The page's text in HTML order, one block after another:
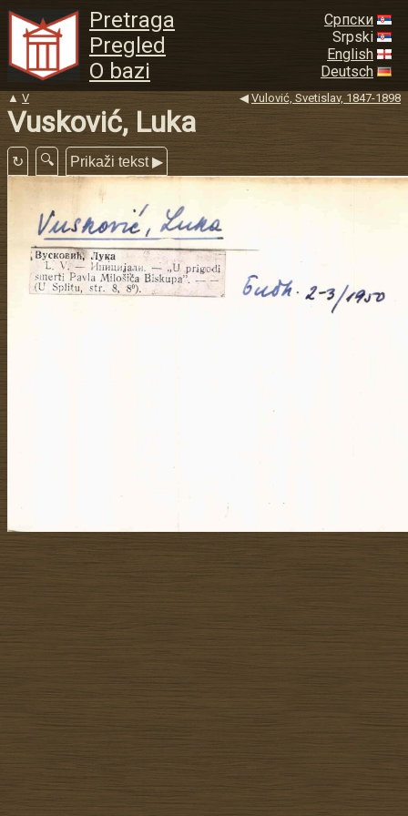
Pretraga
Pregled
O bazi
Српски
Srpski
English
Deutsch
▲ V ◀ Vulović, Svetislav, 1847-1898
Vusković, Luka